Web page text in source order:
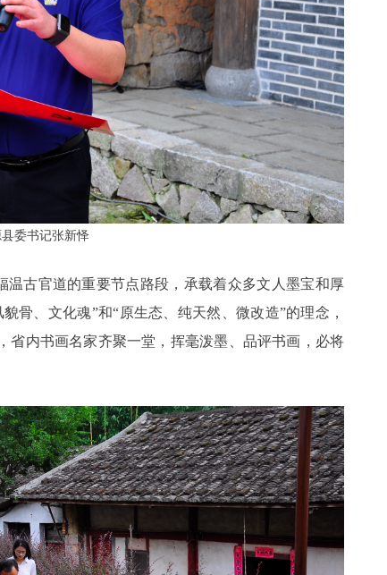
委书记张新怿
古官道的重要节点路段，承载着众多文人墨宝和厚
骨、文化魂”和“原生态、纯天然、微改造”的理念，
省内书画名家齐聚一堂，挥毫泼墨、品评书画，必将